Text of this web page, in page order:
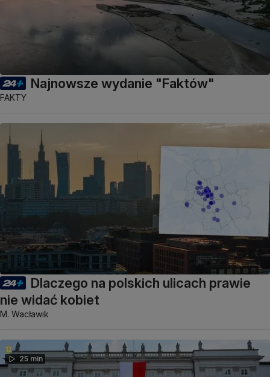
Najnowsze wydanie "Faktów"
FAKTY
Dlaczego na polskich ulicach prawie
nie widać kobiet
M. Wacławik
25 min